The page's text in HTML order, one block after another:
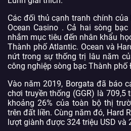
Các đối thủ cạnh tranh chính
Ocean Casino . Cả hai sòng
nhắm mục tiêu đến nhân khẩu
Thành phố Atlantic. Ocean và
nứt trong sự thống trị lâu năm
công nghiệp sòng bạc Thành phố
Vào năm 2019, Borgata đã báo
chơi truyền thống (GGR) là
khoảng 26% của toàn bộ thị
trên đất liền. Cùng năm đó, Hard
lượt giành được 324 triệu USD và